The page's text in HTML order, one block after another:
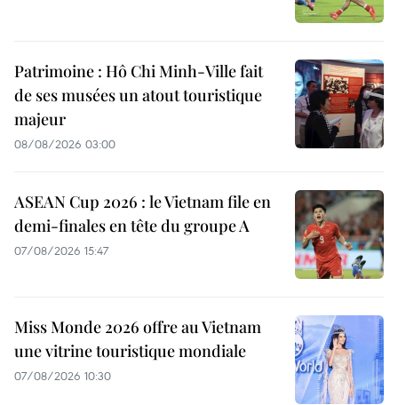
Patrimoine : Hô Chi Minh-Ville fait
de ses musées un atout touristique
majeur
08/08/2026 03:00
ASEAN Cup 2026 : le Vietnam file en
demi-finales en tête du groupe A
07/08/2026 15:47
Miss Monde 2026 offre au Vietnam
une vitrine touristique mondiale
07/08/2026 10:30